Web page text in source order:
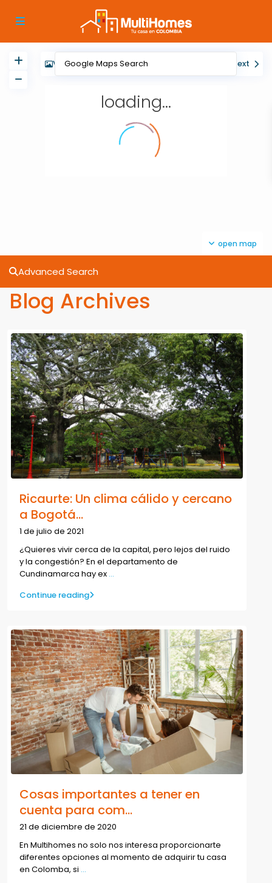
loading...
open map
View My Location Next
Advanced Search
Blog Archives
Ricaurte: Un clima cálido y cercano
a Bogotá...
1 de julio de 2021
¿Quieres vivir cerca de la capital, pero lejos del ruido
y la congestión? En el departamento de
Cundinamarca hay ex ...
Continue reading
Cosas importantes a tener en
cuenta para com...
21 de diciembre de 2020
En Multihomes no solo nos interesa proporcionarte
diferentes opciones al momento de adquirir tu casa
en Colomba, si ...